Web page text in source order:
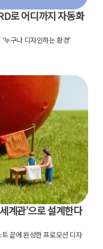
로 어디까지 자동화
누구나 디자인하는 환경’
계관’으로 설계한다
끝에 완성한 프로모션 디자